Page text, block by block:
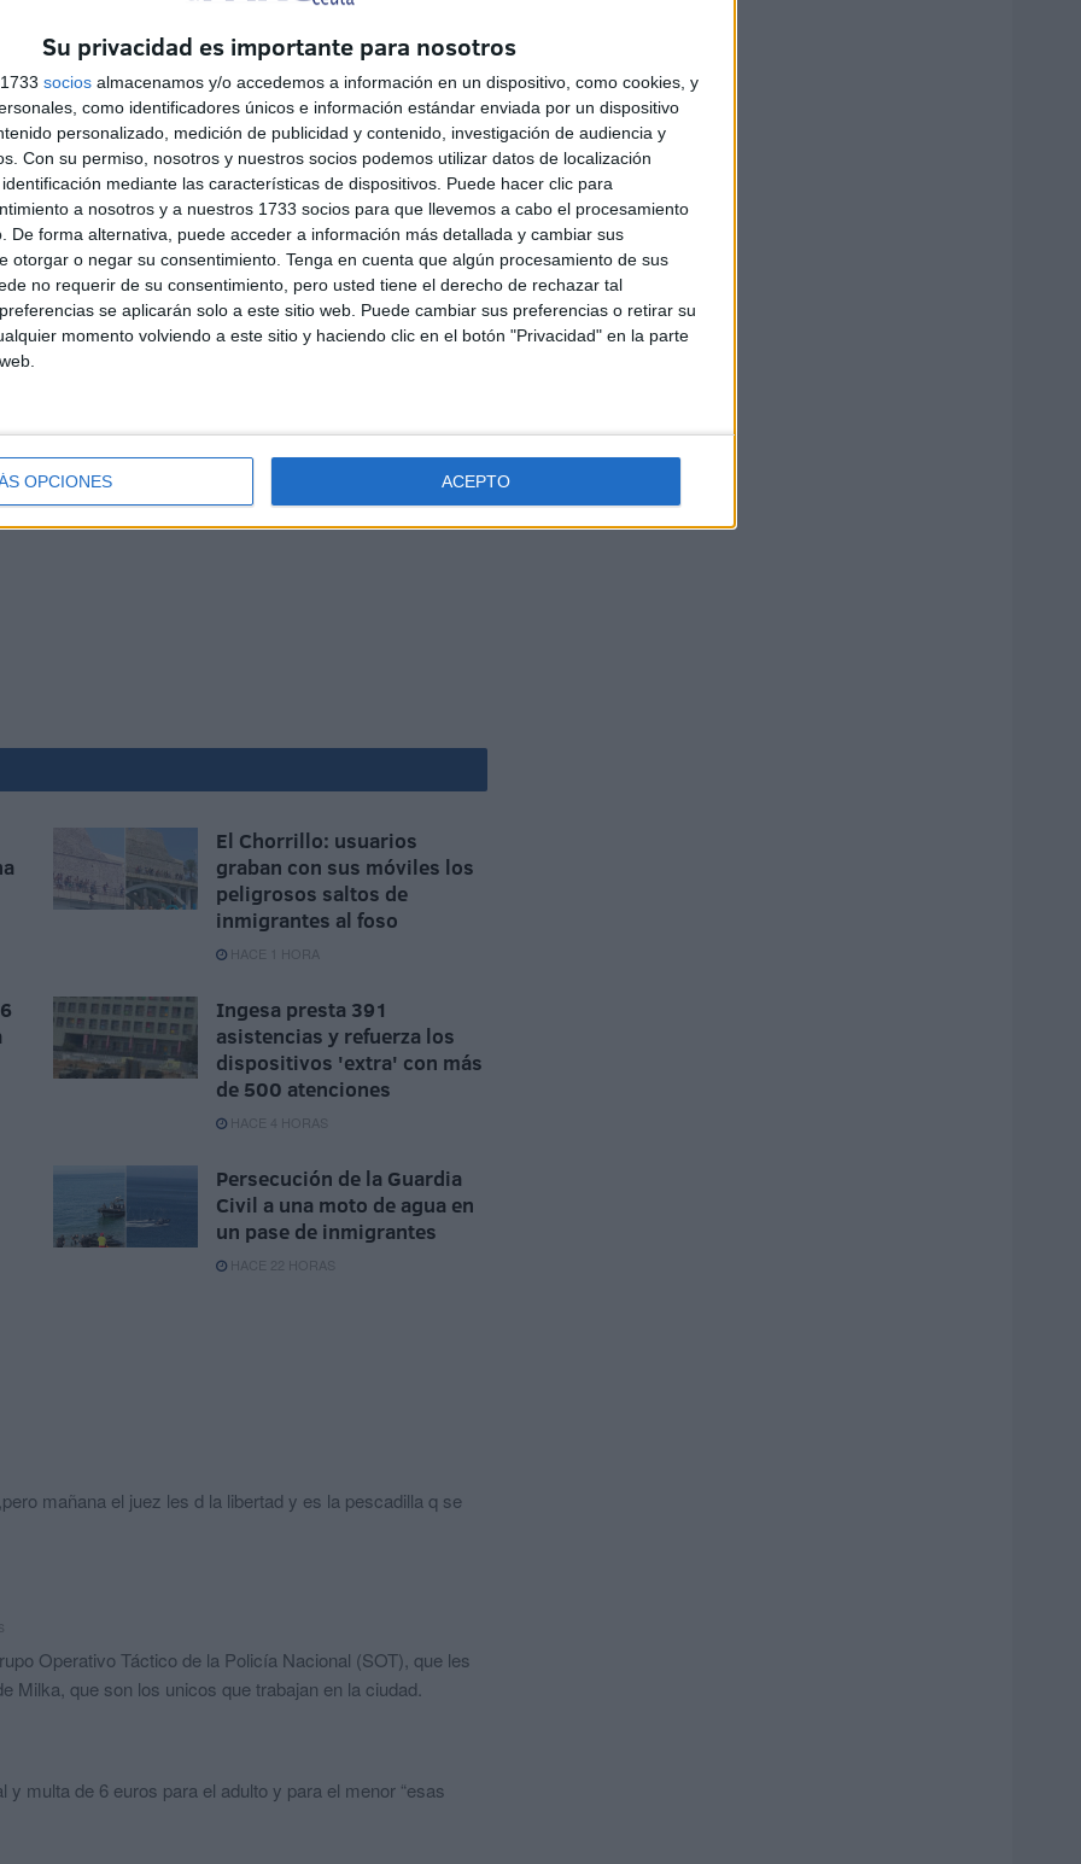
Su privacidad es importante para nosotros
socios almacenamos y/o accedemos a información en un dispositivo, como cookies, y
como identificadores únicos e información estándar enviada por un dispositivo
personalizado, medición de publicidad y contenido, investigación de audiencia y
Con su permiso, nosotros y nuestros socios podemos utilizar datos de localización
mediante las características de dispositivos. Puede hacer clic para
a nosotros y a nuestros 1733 socios para que llevemos a cabo el procesamiento
De forma alternativa, puede acceder a información más detallada y cambiar sus
otorgar o negar su consentimiento. Tenga en cuenta que algún procesamiento de sus
no requerir de su consentimiento, pero usted tiene el derecho de rechazar tal
se aplicarán solo a este sitio web. Puede cambiar sus preferencias o retirar su
momento volviendo a este sitio y haciendo clic en el botón "Privacidad" en la parte
OPCIONES ACEPTO
detención, primero, de un menor de edad al que se le
En el momento de su localización, él mismo
empleado para amedrentar a la víctima. Después se
implicados, un mayor de edad que fue localizado
de la Policía Nacional en el Paseo de Colón para su
Mientras, se está a la espera de la evolución de
ingresado. Los agentes han conseguido no solo
los testigos y de una de las armas utilizadas para
El Chorrillo: usuarios
graban con sus móviles los
peligrosos saltos de
inmigrantes al foso
HACE 1 HORA
Ingesa presta 391
asistencias y refuerza los
dispositivos 'extra' con más
de 500 atenciones
HACE 4 HORAS
Persecución de la Guardia
Civil a una moto de agua en
un pase de inmigrantes
HACE 22 HORAS
mañana el juez les d la libertad y es la pescadilla q se
Operativo Táctico de la Policía Nacional (SOT), que les
Milka, que son los unicos que trabajan en la ciudad.
multa de 6 euros para el adulto y para el menor “esas